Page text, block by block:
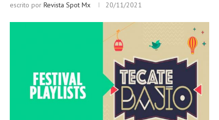
escrito por Revista Spot Mx 20/11/2021